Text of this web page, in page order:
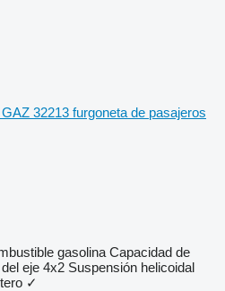
GAZ 32213 furgoneta de pasajeros
gasolina Capacidad de
eje 4x2 Suspensión helicoidal
✓